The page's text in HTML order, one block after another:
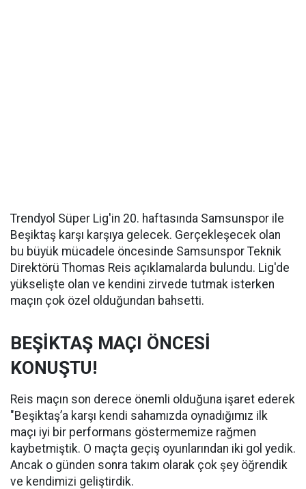
Trendyol Süper Lig'in 20. haftasında Samsunspor ile
Beşiktaş karşı karşıya gelecek. Gerçekleşecek olan
bu büyük mücadele öncesinde Samsunspor Teknik
Direktörü Thomas Reis açıklamalarda bulundu. Lig'de
yükselişte olan ve kendini zirvede tutmak isterken
maçın çok özel olduğundan bahsetti.
BEŞİKTAŞ MAÇI ÖNCESİ
KONUŞTU!
Reis maçın son derece önemli olduğuna işaret ederek
"Beşiktaş’a karşı kendi sahamızda oynadığımız ilk
maçı iyi bir performans göstermemize rağmen
kaybetmiştik. O maçta geçiş oyunlarından iki gol yedik.
Ancak o günden sonra takım olarak çok şey öğrendik
ve kendimizi geliştirdik.